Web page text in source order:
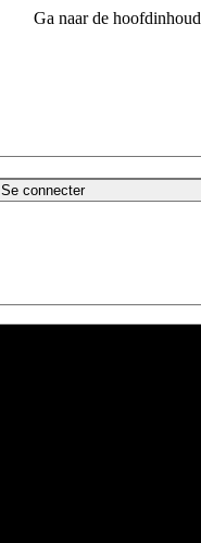
Ga naar de hoofdinhoud
Se connecter